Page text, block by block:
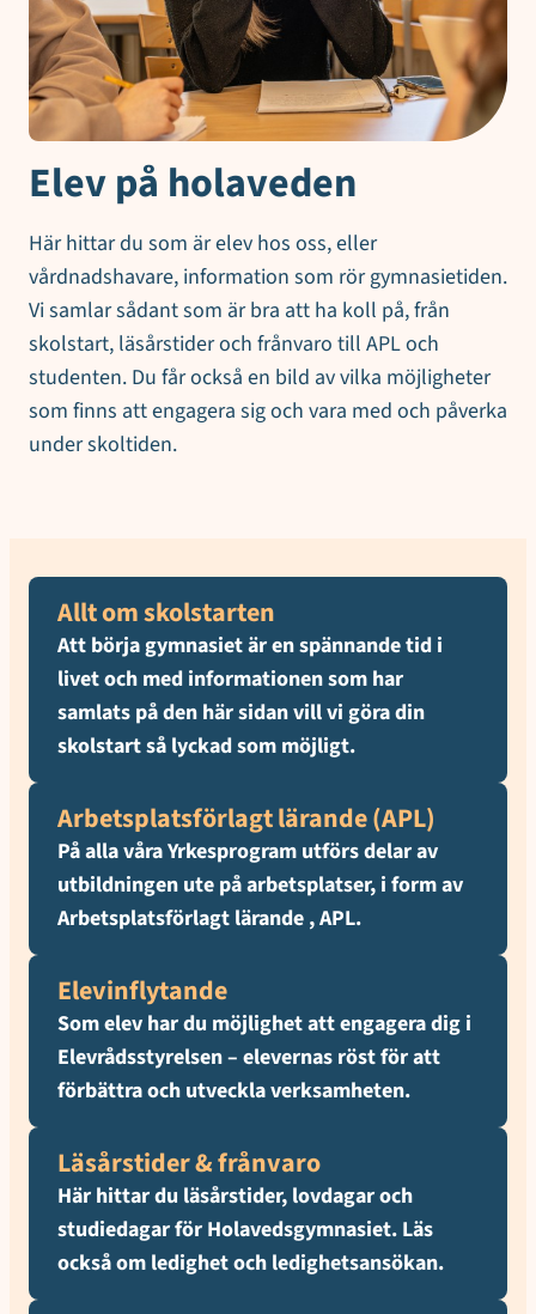
Elev på holaveden
Här hittar du som är elev hos oss, eller
vårdnadshavare, information som rör gymnasietiden.
Vi samlar sådant som är bra att ha koll på, från
skolstart, läsårstider och frånvaro till APL och
studenten. Du får också en bild av vilka möjligheter
som finns att engagera sig och vara med och påverka
under skoltiden.
Allt om skolstarten
Att börja gymnasiet är en spännande tid i
livet och med informationen som har
samlats på den här sidan vill vi göra din
skolstart så lyckad som möjligt.
Arbetsplatsförlagt lärande (APL)
På alla våra Yrkesprogram utförs delar av
utbildningen ute på arbetsplatser, i form av
Arbetsplatsförlagt lärande , APL.
Elevinflytande
Som elev har du möjlighet att engagera dig i
Elevrådsstyrelsen – elevernas röst för att
förbättra och utveckla verksamheten.
Läsårstider & frånvaro
Här hittar du läsårstider, lovdagar och
studiedagar för Holavedsgymnasiet. Läs
också om ledighet och ledighetsansökan.